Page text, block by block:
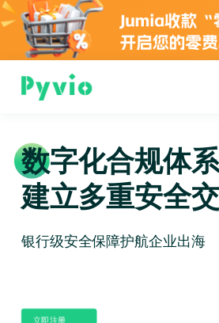
数字化合规体系
建立多重安全
银行级安全保障护航企业出海
立即注册